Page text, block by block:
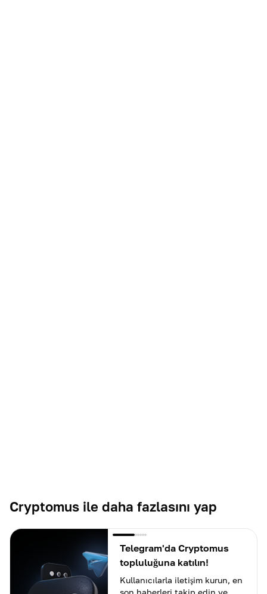
Cryptomus ile daha fazlasını yap
Telegram'da Cryptomus
topluluğuna katılın!
Kullanıcılarla iletişim kurun, en
son haberleri takip edin ve